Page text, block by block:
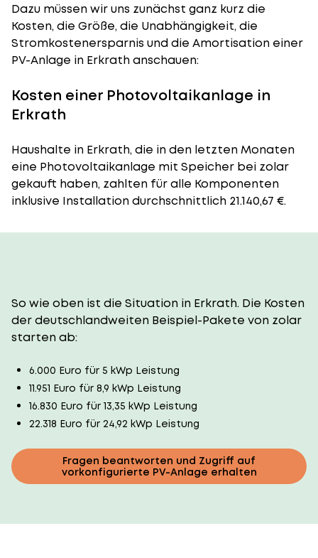
Dazu müssen wir uns zunächst ganz kurz die
Kosten, die Größe, die Unabhängigkeit, die
Stromkostenersparnis und die Amortisation einer
PV-Anlage in Erkrath anschauen:
Kosten einer Photovoltaikanlage in
Erkrath
Haushalte in Erkrath, die in den letzten Monaten
eine Photovoltaikanlage mit Speicher bei zolar
gekauft haben, zahlten für alle Komponenten
inklusive Installation durchschnittlich 21.140,67 €.
So wie oben ist die Situation in Erkrath. Die Kosten
der deutschlandweiten Beispiel-Pakete von zolar
starten ab:
6.000 Euro für 5 kWp Leistung
11.951 Euro für 8,9 kWp Leistung
16.830 Euro für 13,35 kWp Leistung
22.318 Euro für 24,92 kWp Leistung
Fragen beantworten und Zugriff auf
vorkonfigurierte PV-Anlage erhalten